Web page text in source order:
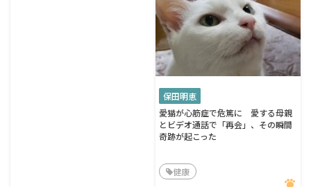
保田明恵
愛猫が心筋症で危篤に 愛する母親
とビデオ通話で「再会」、その瞬間
奇跡が起こった
健康